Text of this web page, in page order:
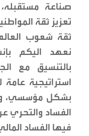
صناعة
تعزيز ثقة
ثقة شعوب
نعهد اليكم
بالتنسيق مع
استراتيجية
بشكل مؤسسي،
الفساد والتحري
فيها الفساد